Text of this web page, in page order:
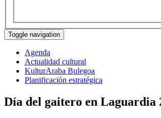
Toggle navigation
Agenda
Actualidad cultural
KulturAraba Bulegoa
Planificación estratégica
Día del gaitero en Laguardia